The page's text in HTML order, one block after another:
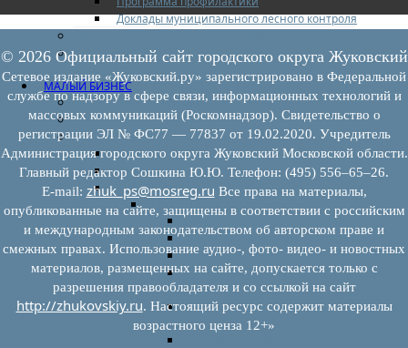
Доклады муниципального лесного контроля
Муниципальный контроль в сфере
благоустройства
МАЛЫЙ БИЗНЕС
Прием предпринимателей
Новости МСП
Поддержка МСП
Поддержка МСП
Финансовая поддержка
Имущественная поддержка
Нормативно-правовые акты
Федеральное законодательство
Региональное законодательство
Порядок формирования и ведения
Порядок предоставления имущества из
перечней
Нормативные правовые акты по
перечней
© 2026 Официальный сайт городского округа Жуковский
Сетевое издание «Жуковский.ру» зарегистрировано в Федеральной
службе по надзору в сфере связи, информационных технологий и
массовых коммуникаций (Роскомнадзор). Свидетельство о
регистрации ЭЛ № ФС77 — 77837 от 19.02.2020. Учредитель
Администрация городского округа Жуковский Московской области.
Главный редактор Сошкина Ю.Ю. Телефон: (495) 556–65–26.
E‑mail: zhuk_ps@mosreg.ru Все права на материалы,
опубликованные на сайте, защищены в соответствии с российским
и международным законодательством об авторском праве и
смежных правах. Использование аудио-, фото- видео- и новостных
материалов, размещенных на сайте, допускается только с
разрешения правообладателя и со ссылкой на сайт
http://zhukovskiy.ru. Настоящий ресурс содержит материалы
возрастного ценза 12+»